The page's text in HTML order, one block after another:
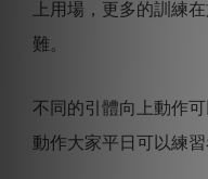
上用場，更多的訓練
難。
不同的引體向上動作
動作大家平日可以練習